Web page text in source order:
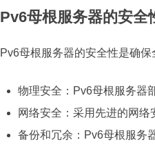
Pv6母根服务器的安全
Pv6母根服务器的安全性是确
物理安全：Pv6母根服务器
网络安全：采用先进的网络
备份和冗余：Pv6母根服务